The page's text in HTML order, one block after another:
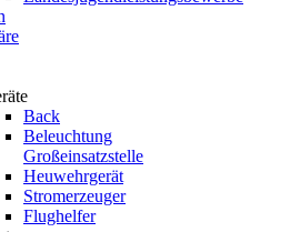
Back
Beleuchtung
Großeinsatzstelle
Heuwehrgerät
Stromerzeuger
Flughelfer